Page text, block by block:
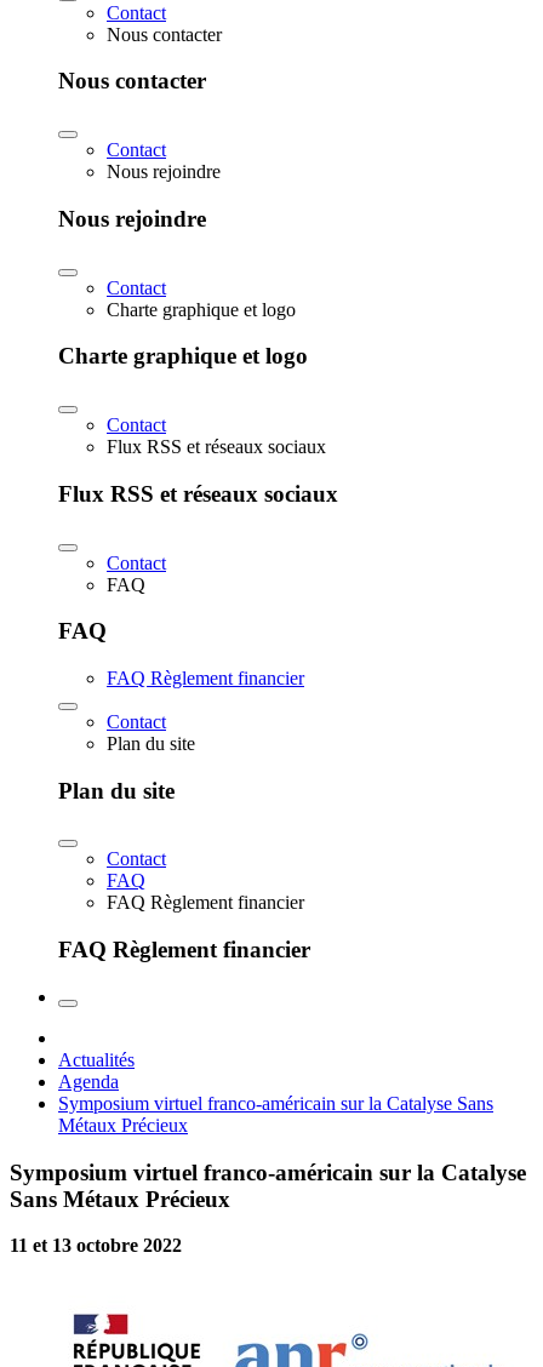
Contact
Nous contacter
Nous contacter
Contact
Nous rejoindre
Nous rejoindre
Contact
Charte graphique et logo
Charte graphique et logo
Contact
Flux RSS et réseaux sociaux
Flux RSS et réseaux sociaux
Contact
FAQ
FAQ
FAQ Règlement financier
Contact
Plan du site
Plan du site
Contact
FAQ
FAQ Règlement financier
FAQ Règlement financier
Actualités
Agenda
Symposium virtuel franco-américain sur la Catalyse Sans
Métaux Précieux
Symposium virtuel franco-américain sur la Catalyse
Sans Métaux Précieux
11 et 13 octobre 2022